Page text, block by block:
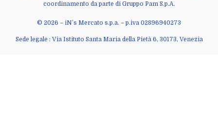
© 2026 – iN’s Mercato s.p.a. – p.iva 02896940273
Sede legale : Via Istituto Santa Maria della Pietà 6, 30173, Venezia
coordinamento da parte di Gruppo Pam S.p.A.